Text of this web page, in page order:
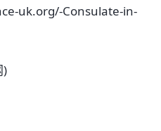
uk.org/-Consulate-in-